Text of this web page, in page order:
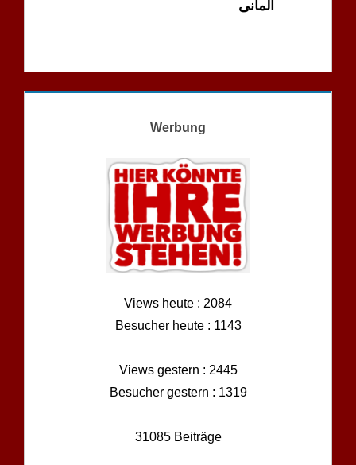
آلمانی
Werbung
Views heute : 2084
Besucher heute : 1143
Views gestern : 2445
Besucher gestern : 1319
31085 Beiträge